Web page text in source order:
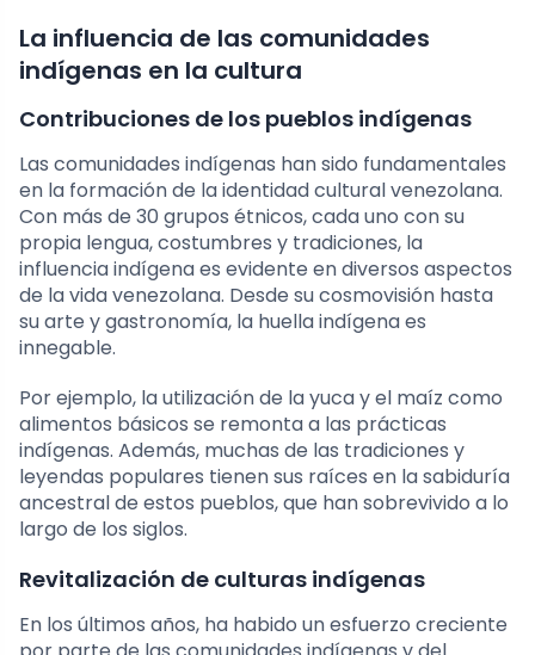
La influencia de las comunidades
indígenas en la cultura
Contribuciones de los pueblos indígenas
Las comunidades indígenas han sido fundamentales
en la formación de la identidad cultural venezolana.
Con más de 30 grupos étnicos, cada uno con su
propia lengua, costumbres y tradiciones, la
influencia indígena es evidente en diversos aspectos
de la vida venezolana. Desde su cosmovisión hasta
su arte y gastronomía, la huella indígena es
innegable.
Por ejemplo, la utilización de la yuca y el maíz como
alimentos básicos se remonta a las prácticas
indígenas. Además, muchas de las tradiciones y
leyendas populares tienen sus raíces en la sabiduría
ancestral de estos pueblos, que han sobrevivido a lo
largo de los siglos.
Revitalización de culturas indígenas
En los últimos años, ha habido un esfuerzo creciente